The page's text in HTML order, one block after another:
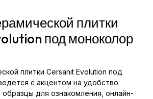
плитки
под моноколор
плитки Cersanit Evolution под
с акцентом на удобство
для ознакомления, онлайн-